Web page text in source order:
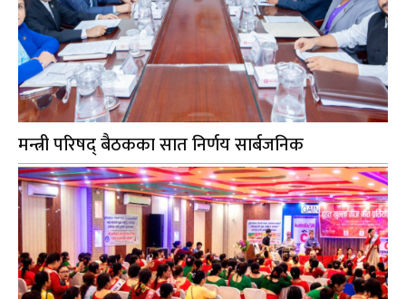
मन्त्री परिषद् बैठकका सात निर्णय सार्बजनिक